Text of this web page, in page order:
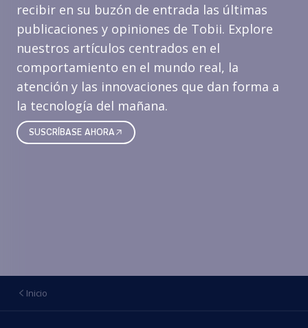
recibir en su buzón de entrada las últimas
publicaciones y opiniones de Tobii. Explore
nuestros artículos centrados en el
comportamiento en el mundo real, la
atención y las innovaciones que dan forma a
la tecnología del mañana.
SUSCRÍBASE AHORA
Inicio